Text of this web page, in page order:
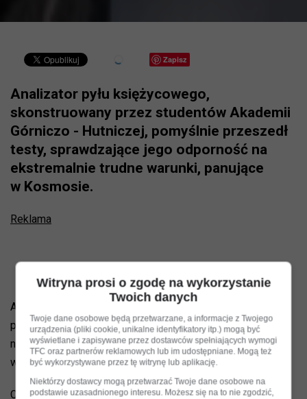
Zapisz
Analizator pyłu księżycowego,
skonstruowany przez studentów Akademii
Górniczo - Hutniczej, pomyślnie przeszedł
testy, sprawdzające jego odporność na
ekstremalnie trudne warunki, panujące
w Kosmosie.
Reklama
Analizator pyłu księżycowego LUNARIS bada interakcje
pokrywającego powierzchnię Księżyca regolitu, luźnej,
niejednorodnej warstwy gruntu z różnymi materiałami,
wykorzystywanymi w przemyśle kosmicznym.
Celem eksperymentu jest identyfikacja powłok najbardziej
Witryna prosi o zgodę na wykorzystanie
Twoich danych
Twoje dane osobowe będą przetwarzane, a informacje z Twojego
urządzenia (pliki cookie, unikalne identyfikatory itp.) mogą być
wyświetlane i zapisywane przez dostawców spełniających wymogi
TFC oraz partnerów reklamowych lub im udostępniane. Mogą też
być wykorzystywane przez tę witrynę lub aplikację.
Niektórzy dostawcy mogą przetwarzać Twoje dane osobowe na
podstawie uzasadnionego interesu. Możesz się na to nie zgodzić,